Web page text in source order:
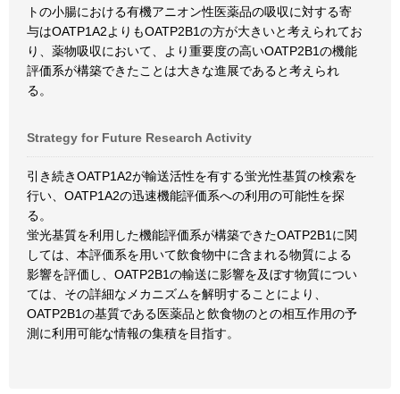
トの小腸における有機アニオン性医薬品の吸収に対する寄
与はOATP1A2よりもOATP2B1の方が大きいと考えられてお
り、薬物吸収において、より重要度の高いOATP2B1の機能
評価系が構築できたことは大きな進展であると考えられ
る。
Strategy for Future Research Activity
引き続きOATP1A2が輸送活性を有する蛍光性基質の検索を
行い、OATP1A2の迅速機能評価系への利用の可能性を探
る。
蛍光基質を利用した機能評価系が構築できたOATP2B1に関
しては、本評価系を用いて飲食物中に含まれる物質による
影響を評価し、OATP2B1の輸送に影響を及ぼす物質につい
ては、その詳細なメカニズムを解明することにより、
OATP2B1の基質である医薬品と飲食物のとの相互作用の予
測に利用可能な情報の集積を目指す。